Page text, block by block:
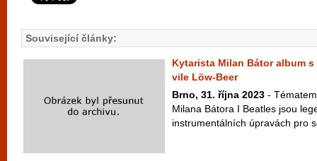
Související články:
Kytarista Milan Bátor album
vile Löw-Beer
Brno, 31. října 2023 -
Milana Bátora I Beatles jsou
instrumentálních úpravách pro